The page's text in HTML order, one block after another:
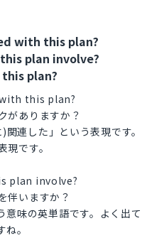
with this plan?
plan involve?
plan?
this plan?
がありますか？
連した」という表現です。
です。
plan involve?
伴いますか？
味の英単語です。よく出て
。